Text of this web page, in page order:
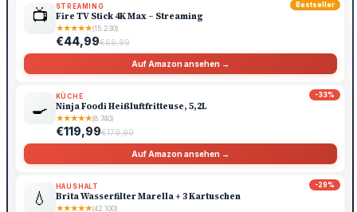
Bestseller
📺 STREAMING
Fire TV Stick 4K Max – Streaming
★★★★★(15.230)
€44,99€69,99
Auf Amazon ansehen →
-33%
🍳
KÜCHE
Ninja Foodi Heißluftfritteuse, 5,2L
★★★★★(8.740)
€119,99€179,99
Auf Amazon ansehen →
-29%
💧
HAUSHALT
Brita Wasserfilter Marella + 3 Kartuschen
★★★★★(42.100)